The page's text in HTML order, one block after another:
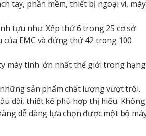
tay, phần mềm, thiết bị ngoại vi, máy
tựu như: Xếp thứ 6 trong 25 cơ sở
EMC và đứng thứ 42 trong 100
máy tính lớn nhất thế giới trong hạng
sản phẩm chất lượng vượt trội.
dài, thiết kế phù hợp thị hiếu. Không
dễ dàng lựa chọn được một bộ